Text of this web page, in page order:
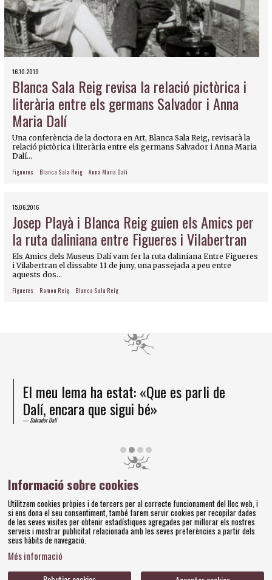
16.10.2019
Blanca Sala Reig revisa la relació pictòrica i
literària entre els germans Salvador i Anna
Maria Dalí
Una conferència de la doctora en Art, Blanca Sala Reig, revisarà la
relació pictòrica i literària entre els germans Salvador i Anna Maria
Dalí...
Figueres Blanca Sala Reig Anna Maria Dalí
15.06.2016
Josep Playà i Blanca Reig guien els Amics per
la ruta daliniana entre Figueres i Vilabertran
Els Amics dels Museus Dalí vam fer la ruta daliniana Entre Figueres
i Vilabertran el dissabte 11 de juny, una passejada a peu entre
aquests dos...
Figueres Ramon Reig Blanca Sala Reig
El meu lema ha estat: «Que es parli de
Dalí, encara que sigui bé»
Salvador Dalí
Figueres
Tel. 972 677 520 |amics@fundaciodali.org
Sitemap | Avís Legal
Contacteu | Bases concursos
Informació sobre cookies
Utilitzem cookies pròpies i de tercers per al correcte funcionament del lloc web, i
si ens dona el seu consentiment, també farem servir cookies per recopilar dades
de les seves visites per obtenir estadístiques agregades per millorar els nostres
serveis i mostrar publicitat relacionada amb les seves preferències a partir dels
seus hàbits de navegació.
Més informació